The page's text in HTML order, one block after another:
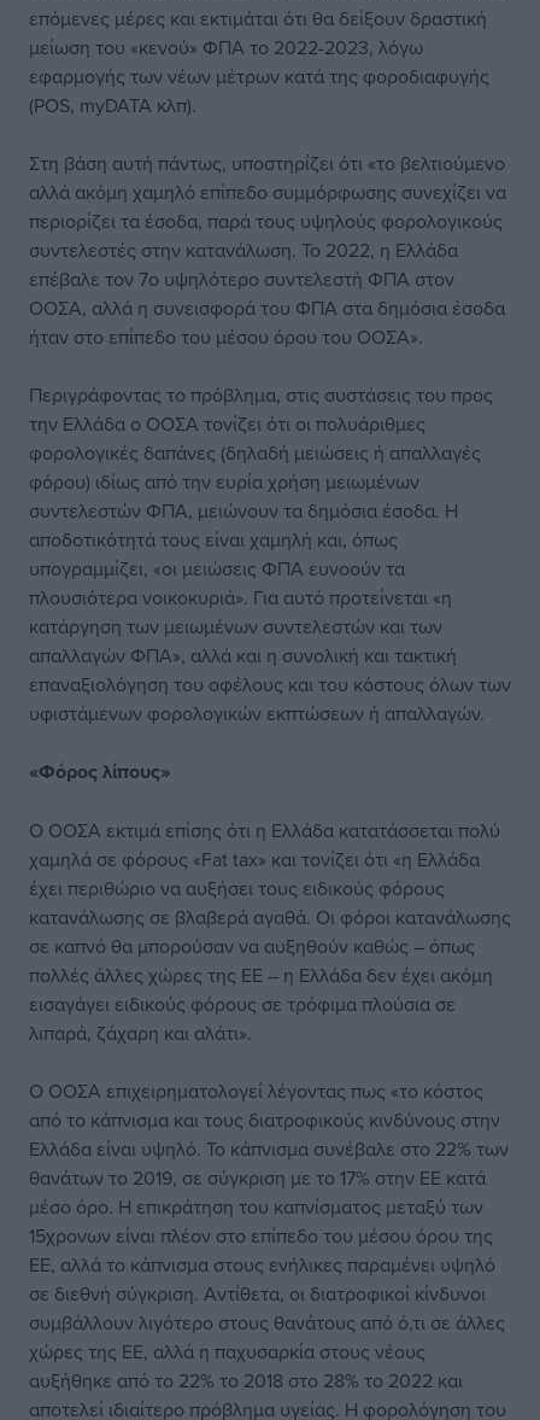
επόμενες μέρες και εκτιμάται ότι θα δείξουν δραστική
μείωση του «κενού» ΦΠΑ το 2022-2023, λόγω
εφαρμογής των νέων μέτρων κατά της φοροδιαφυγής
(POS, myDATA κλπ).
Στη βάση αυτή πάντως, υποστηρίζει ότι «το βελτιούμενο
αλλά ακόμη χαμηλό επίπεδο συμμόρφωσης συνεχίζει να
περιορίζει τα έσοδα, παρά τους υψηλούς φορολογικούς
συντελεστές στην κατανάλωση. Το 2022, η Ελλάδα
επέβαλε τον 7ο υψηλότερο συντελεστή ΦΠΑ στον
ΟΟΣΑ, αλλά η συνεισφορά του ΦΠΑ στα δημόσια έσοδα
ήταν στο επίπεδο του μέσου όρου του ΟΟΣΑ».
Περιγράφοντας το πρόβλημα, στις συστάσεις του προς
την Ελλάδα ο ΟΟΣΑ τονίζει ότι οι πολυάριθμες
φορολογικές δαπάνες (δηλαδή μειώσεις ή απαλλαγές
φόρου) ιδίως από την ευρία χρήση μειωμένων
συντελεστών ΦΠΑ, μειώνουν τα δημόσια έσοδα. Η
αποδοτικότητά τους είναι χαμηλή και, όπως
υπογραμμίζει, «οι μειώσεις ΦΠΑ ευνοούν τα
πλουσιότερα νοικοκυριά». Για αυτό προτείνεται «η
κατάργηση των μειωμένων συντελεστών και των
απαλλαγών ΦΠΑ», αλλά και η συνολική και τακτική
επαναξιολόγηση του οφέλους και του κόστους όλων των
υφιστάμενων φορολογικών εκπτώσεων ή απαλλαγών.
«Φόρος λίπους»
Ο ΟΟΣΑ εκτιμά επίσης ότι η Ελλάδα κατατάσσεται πολύ
χαμηλά σε φόρους «Fat tax» και τονίζει ότι «η Ελλάδα
έχει περιθώριο να αυξήσει τους ειδικούς φόρους
κατανάλωσης σε βλαβερά αγαθά. Οι φόροι κατανάλωσης
σε καπνό θα μπορούσαν να αυξηθούν καθώς – όπως
πολλές άλλες χώρες της ΕΕ – η Ελλάδα δεν έχει ακόμη
εισαγάγει ειδικούς φόρους σε τρόφιμα πλούσια σε
λιπαρά, ζάχαρη και αλάτι».
Ο ΟΟΣΑ επιχειρηματολογεί λέγοντας πως «το κόστος
από το κάπνισμα και τους διατροφικούς κινδύνους στην
Ελλάδα είναι υψηλό. Το κάπνισμα συνέβαλε στο 22% των
θανάτων το 2019, σε σύγκριση με το 17% στην ΕΕ κατά
μέσο όρο. Η επικράτηση του καπνίσματος μεταξύ των
15χρονων είναι πλέον στο επίπεδο του μέσου όρου της
ΕΕ, αλλά το κάπνισμα στους ενήλικες παραμένει υψηλό
σε διεθνή σύγκριση. Αντίθετα, οι διατροφικοί κίνδυνοι
συμβάλλουν λιγότερο στους θανάτους από ό,τι σε άλλες
χώρες της ΕΕ, αλλά η παχυσαρκία στους νέους
αυξήθηκε από το 22% το 2018 στο 28% το 2022 και
αποτελεί ιδιαίτερο πρόβλημα υγείας. Η φορολόγηση του